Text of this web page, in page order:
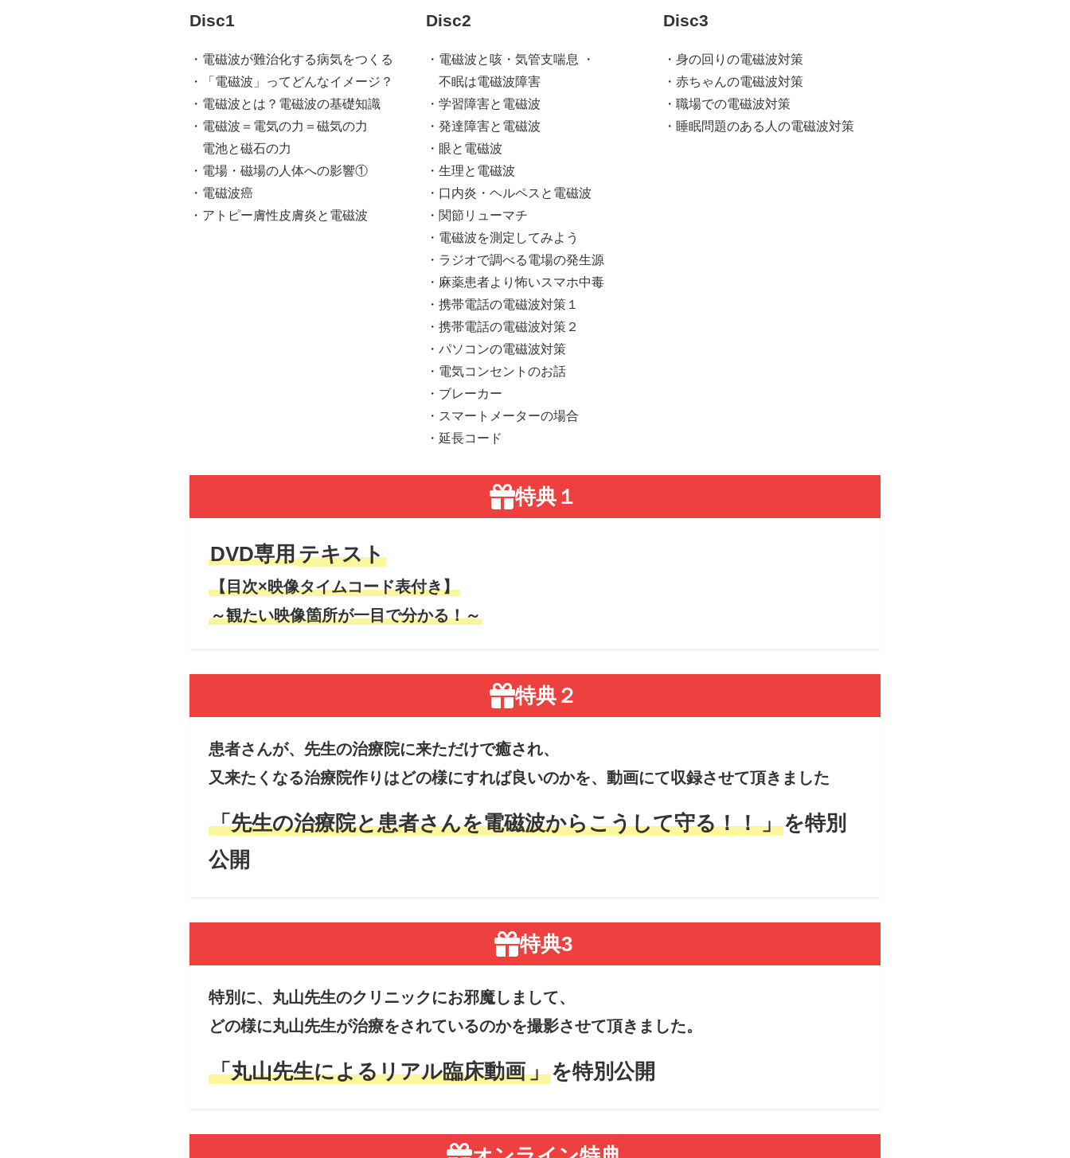
Disc1
・電磁波が難治化する病気をつくる
・「電磁波」ってどんなイメージ？
・電磁波とは？電磁波の基礎知識
・電磁波＝電気の力＝磁気の力
電池と磁石の力
・電場・磁場の人体への影響①
・電磁波癌
・アトピー膚性皮膚炎と電磁波
Disc2
・電磁波と咳・気管支喘息 ・
不眠は電磁波障害
・学習障害と電磁波
・発達障害と電磁波
・眼と電磁波
・生理と電磁波
・口内炎・ヘルペスと電磁波
・関節リューマチ
・電磁波を測定してみよう
・ラジオで調べる電場の発生源
・麻薬患者より怖いスマホ中毒
・携帯電話の電磁波対策１
・携帯電話の電磁波対策２
・パソコンの電磁波対策
・電気コンセントのお話
・ブレーカー
・スマートメーターの場合
・延長コード
Disc3
・身の回りの電磁波対策
・赤ちゃんの電磁波対策
・職場での電磁波対策
・睡眠問題のある人の電磁波対策
特典１
DVD専用テキスト
【目次×映像タイムコード表付き】
～観たい映像箇所が一目で分かる！～
特典２
患者さんが、先生の治療院に来ただけで癒され、
又来たくなる治療院作りはどの様にすれば良いのかを、動画にて収録させて頂きました
「先生の治療院と患者さんを電磁波からこうして守る！！」を特別
公開
特典3
特別に、丸山先生のクリニックにお邪魔しまして、
どの様に丸山先生が治療をされているのかを撮影させて頂きました。
「丸山先生によるリアル臨床動画」を特別公開